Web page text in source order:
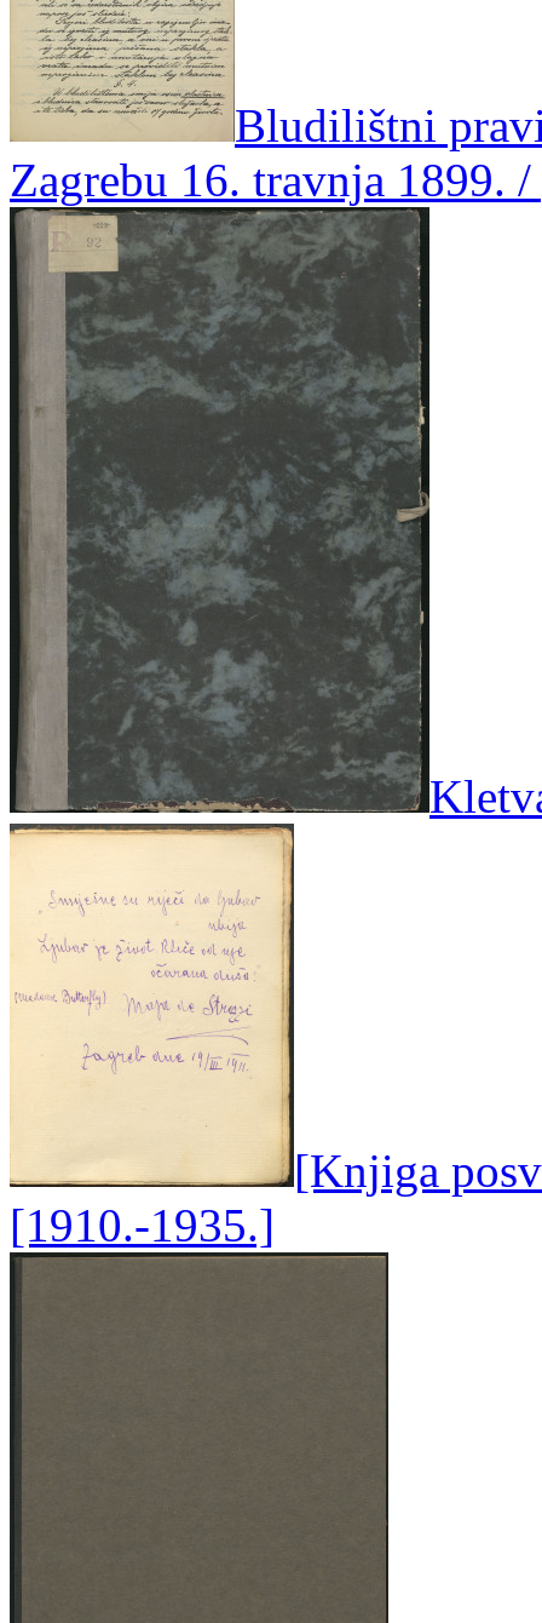
Bludilištni
Zagrebu 16. travnja 1899.
[Knjiga
[1910.-1935.]